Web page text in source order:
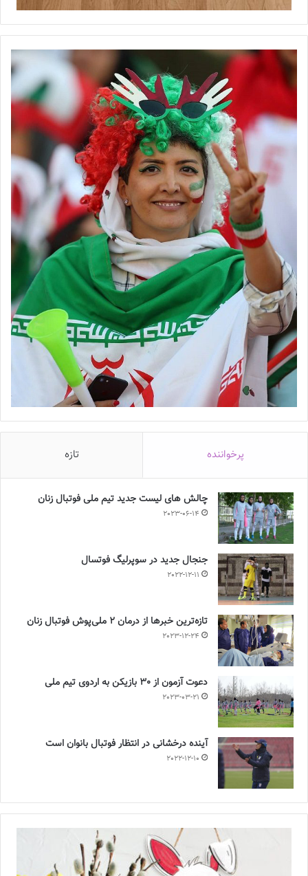
برچسب ها روزنامه فوتبالز فوتبال فوتبال بانوان فوتبال زنان لیگ برتر
پرخواننده تازه
چالش هاى ليست جدید تيم ملى فوتبال زنان
2023-06-14
جنجال جدید در سوپرلیگ فوتسال
2022-12-11
تازه‌ترین خبرها از درمان ۲ ملی‌پوش فوتبال زنان
2023-12-24
دعوت آزمون از 30 بازیکن به اردوی تیم ملی
2023-03-21
آینده درخشانی در انتظار فوتبال بانوان است
2022-12-10